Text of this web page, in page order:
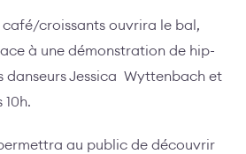
café/croissants ouvrira le bal,
à une démonstration de hip-
danseurs Jessica Wyttenbach et
au public de découvrir